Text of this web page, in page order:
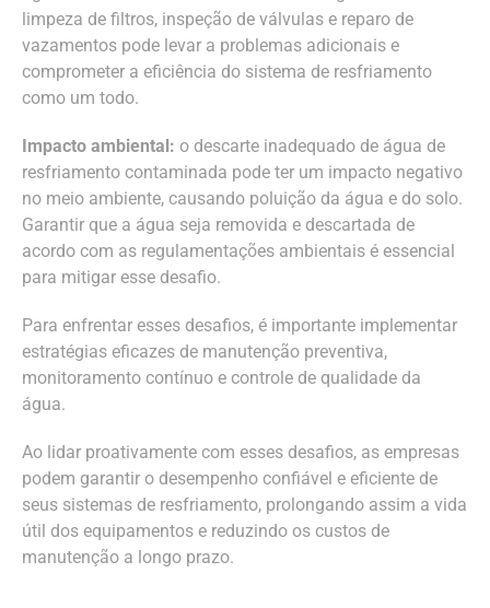
limpeza de filtros, inspeção de válvulas e reparo de
vazamentos pode levar a problemas adicionais e
comprometer a eficiência do sistema de resfriamento
como um todo.
Impacto ambiental: o descarte inadequado de água de
resfriamento contaminada pode ter um impacto negativo
no meio ambiente, causando poluição da água e do solo.
Garantir que a água seja removida e descartada de
acordo com as regulamentações ambientais é essencial
para mitigar esse desafio.
Para enfrentar esses desafios, é importante implementar
estratégias eficazes de manutenção preventiva,
monitoramento contínuo e controle de qualidade da
água.
Ao lidar proativamente com esses desafios, as empresas
podem garantir o desempenho confiável e eficiente de
seus sistemas de resfriamento, prolongando assim a vida
útil dos equipamentos e reduzindo os custos de
manutenção a longo prazo.